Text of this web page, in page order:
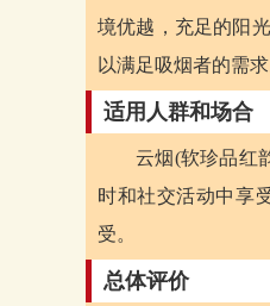
境优越，充足的阳
以满足吸烟者的需求
适用人群和场合
云烟(软珍品红
时和社交活动中享
受。
总体评价